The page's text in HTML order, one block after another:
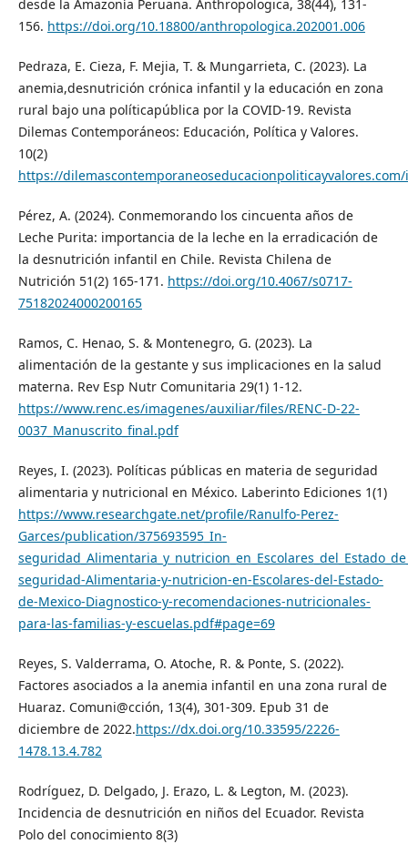
desde la Amazonía Peruana. Anthropologica, 38(44), 131-
156. https://doi.org/10.18800/anthropologica.202001.006
Pedraza, E. Cieza, F. Mejia, T. & Mungarrieta, C. (2023). La
anemia,desnutrición crónica infantil y la educación en zona
rural bajo una políticapública por la COVID-19. Revista
Dilemas Contemporáneos: Educación, Política y Valores.
10(2)
https://
Pérez, A. (2024). Conmemorando los cincuenta años de
Leche Purita: importancia de la leche en la erradicación de
la desnutrición infantil en Chile. Revista Chilena de
Nutrición 51(2) 165-171. https://doi.org/10.4067/s0717-
75182024000200165
Ramos, C. Henao, S. & Montenegro, G. (2023). La
alimentación de la gestante y sus implicaciones en la salud
materna. Rev Esp Nutr Comunitaria 29(1) 1-12.
https://www.renc.es/imagenes/auxiliar/files/RENC-D-22-
0037_Manuscrito_final.pdf
Reyes, I. (2023). Políticas públicas en materia de seguridad
alimentaria y nutricional en México. Laberinto Ediciones 1(1)
https://www.researchgate.net/profile/Ranulfo-Perez-
Garces/publication/375693595_In-
seguridad-Alimentaria-y-nutricion-en-Escolares-del-Estado-
de-Mexico-Diagnostico-y-recomendaciones-nutricionales-
para-las-familias-y-escuelas.pdf#page=69
Reyes, S. Valderrama, O. Atoche, R. & Ponte, S. (2022).
Factores asociados a la anemia infantil en una zona rural de
Huaraz. Comuni@cción, 13(4), 301-309. Epub 31 de
diciembre de 2022.https://dx.doi.org/10.33595/2226-
1478.13.4.782
Rodríguez, D. Delgado, J. Erazo, L. & Legton, M. (2023).
Incidencia de desnutrición en niños del Ecuador. Revista
Polo del conocimiento 8(3)